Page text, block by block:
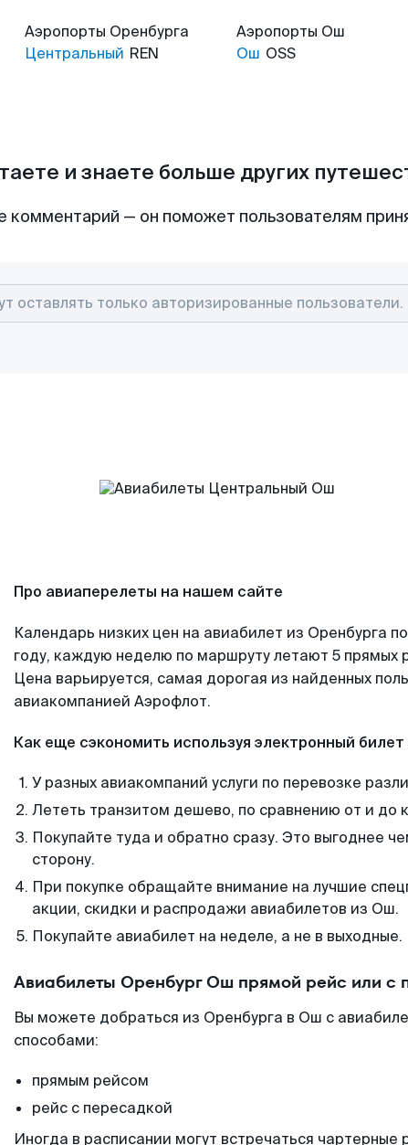
Аэропорты Оренбурга
Центральный REN
Аэропорты Ош
Ош OSS
и знаете больше других
комментарий — он поможет пользователям
Про авиаперелеты на нашем сайте
Календарь низких цен на авиабилет из Оренбурга
году, каждую неделю по маршруту летают 5 прямых
Цена варьируется, самая дорогая из найденных
авиакомпанией Аэрофлот.
Как еще сэкономить используя электронный
У разных авиакомпаний услуги по перевозке
Лететь транзитом дешево, по сравнению от и до
Покупайте туда и обратно сразу. Это выгоднее
сторону.
При покупке обращайте внимание на лучшие
акции, скидки и распродажи авиабилетов из Ош.
Покупайте авиабилет на неделе, а не в выходные.
Авиабилеты Оренбург Ош прямой рейс или с
Вы можете добраться из Оренбурга в Ош с
способами:
прямым рейсом
рейс с пересадкой
Иногда в расписании могут встречаться чартерные